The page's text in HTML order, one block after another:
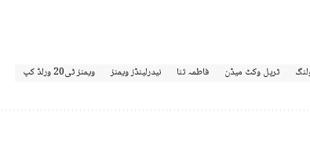
ٹرپل وکٹ میڈن فاطمہ ثنا نیدرلینڈز ویمنز ویمنز ٹی20 ورلڈ کپ